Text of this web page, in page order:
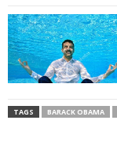
TAGS BARACK OBAMA